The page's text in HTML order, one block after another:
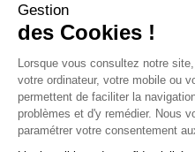
Gestion
des Cookies !
Lorsque vous consultez notre
votre ordinateur, votre mobile ou
permettent de faciliter la
problèmes et d'y remédier. Nous
paramétrer votre consentement
INFOS PRATIQUES
L’ENSEIGNE DISTRICENTER